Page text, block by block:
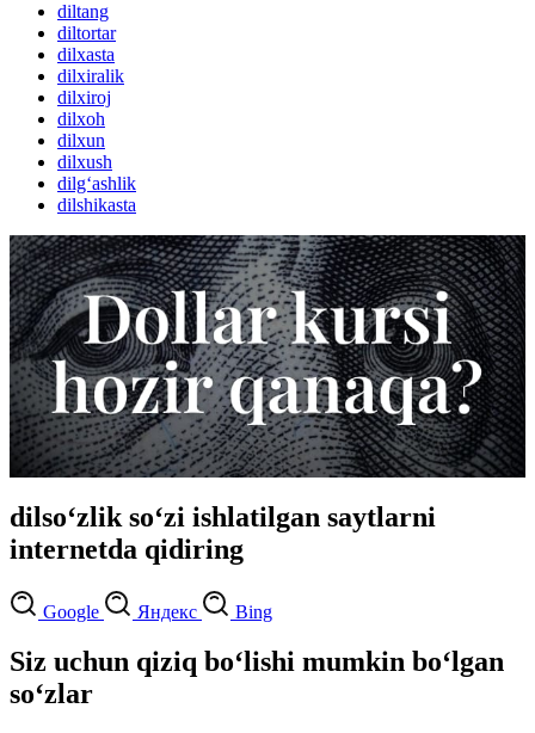
diltang
diltortar
dilxasta
dilxiralik
dilxiroj
dilxoh
dilxun
dilxush
dilg‘ashlik
dilshikasta
dilso‘zlik so‘zi ishlatilgan saytlarni
internetda qidiring
Google Яндекс Bing
Siz uchun qiziq bo‘lishi mumkin bo‘lgan
so‘zlar